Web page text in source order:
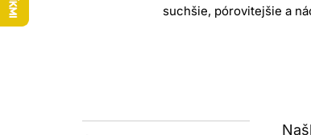
suchšie, pórovitejšie a